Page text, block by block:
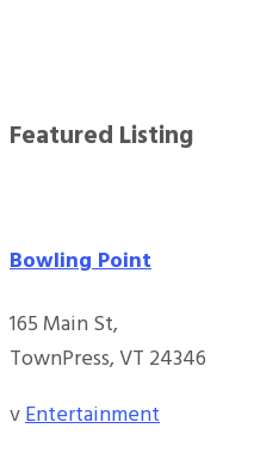
Featured Listing
Bowling Point
165 Main St,
TownPress, VT 24346
vEntertainment